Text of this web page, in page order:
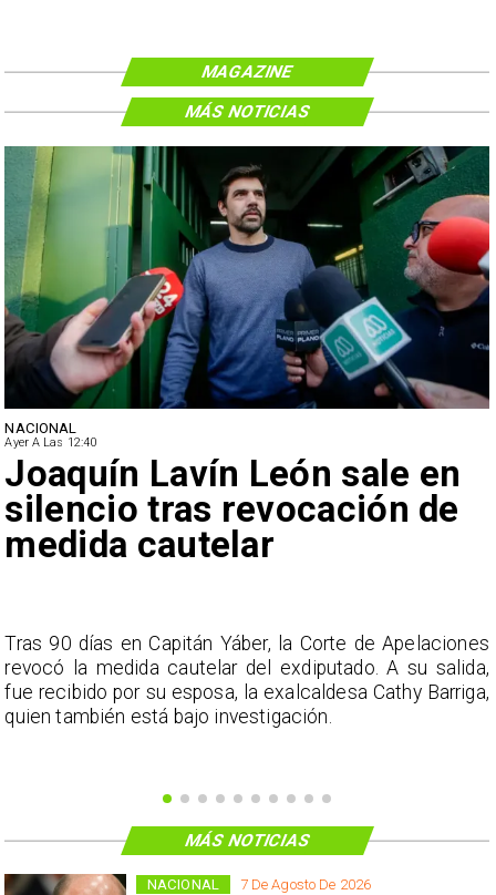
MAGAZINE
NACIONAL
Ayer A Las 12:40
Joaquín Lavín León sale en
silencio tras revocación de
medida cautelar
Tras 90 días en Capitán Yáber, la Corte de Apelaciones
revocó la medida cautelar del exdiputado. A su salida,
fue recibido por su esposa, la exalcaldesa Cathy Barriga,
quien también está bajo investigación.
MÁS NOTICIAS
7 De Agosto De 2026
NACIONAL
MÁS NOTICIAS